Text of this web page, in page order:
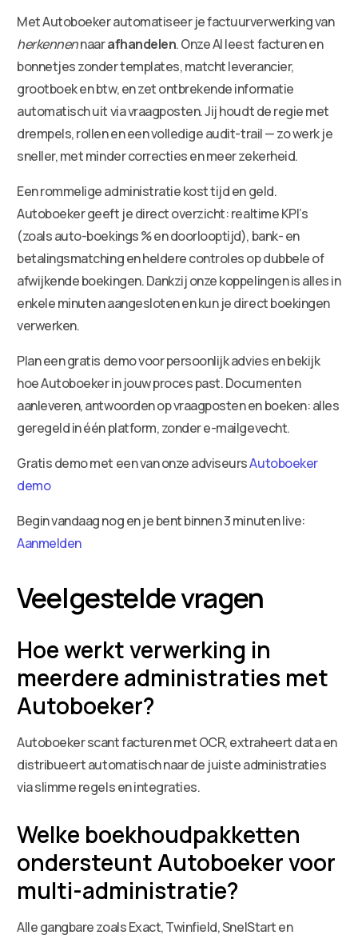
Met Autoboeker automatiseer je factuurverwerking van
herkennennaarafhandelen. Onze AI leest facturen en
bonnetjes zonder templates, matcht leverancier,
grootboek en btw, en zet ontbrekende informatie
automatisch uit via vraagposten. Jij houdt de regie met
drempels, rollen en een volledige audit-trail — zo werk je
sneller, met minder correcties en meer zekerheid.
Een rommelige administratie kost tijd en geld.
Autoboeker geeft je direct overzicht: realtime KPI’s
(zoals auto-boekings % en doorlooptijd), bank- en
betalingsmatching en heldere controles op dubbele of
afwijkende boekingen. Dankzij onze koppelingen is alles in
enkele minuten aangesloten en kun je direct boekingen
verwerken.
Plan een gratis demo voor persoonlijk advies en bekijk
hoe Autoboeker in jouw proces past. Documenten
aanleveren, antwoorden op vraagposten en boeken: alles
geregeld in één platform, zonder e-mailgevecht.
Gratis demo met een van onze adviseursAutoboeker
demo
Begin vandaag nog en je bent binnen 3 minuten live:
Aanmelden
Veelgestelde vragen
Hoe werkt verwerking in
meerdere administraties met
Autoboeker?
Autoboeker scant facturen met OCR, extraheert data en
distribueert automatisch naar de juiste administraties
via slimme regels en integraties.
Welke boekhoudpakketten
ondersteunt Autoboeker voor
multi-administratie?
Alle gangbare zoals Exact, Twinfield, SnelStart en